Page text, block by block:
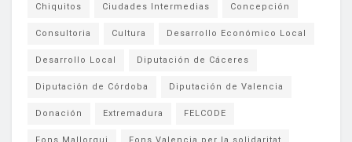
Chiquitos Ciudades Intermedias Concepción
Consultoria Cultura Desarrollo Económico Local
Desarrollo Local Diputación de Cáceres
Diputación de Córdoba Diputación de Valencia
Donación Extremadura FELCODE
Fons Mallorqui Fons Valencia per la solidaritat